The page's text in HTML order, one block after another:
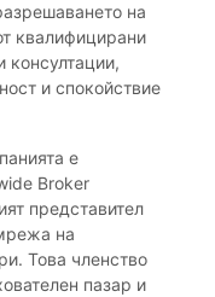
на
квалифицирани
консултации,
и спокойствие
е
Broker
представител
на
Това членство
пазар и